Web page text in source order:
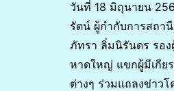
วันที่ 18 มิถุนายน
รัตน์ ผู้กำกับการสถ
ภัทรา ลิ่มนิรันดร รอง
หาดใหญ่ แขกผู้มีเกีย
ต่างๆ ร่วมแถลงข่าวโ